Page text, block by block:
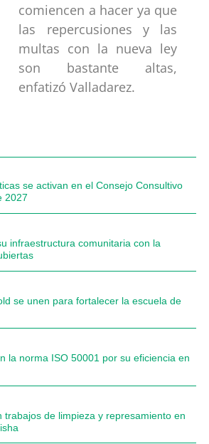
comiencen a hacer ya que
las repercusiones y las
multas con la nueva ley
son bastante altas,
enfatizó Valladarez.
se activan en el Consejo Consultivo
2027
infraestructura comunitaria con la
se unen para fortalecer la escuela de
la norma ISO 50001 por su eficiencia en
trabajos de limpieza y represamiento en